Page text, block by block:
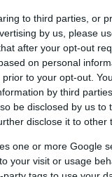
to third parties, or
by us, please
after your opt-out
on personal
to your opt-out.
by third
be disclosed by us to
disclose it to other
one or more Google
your visit or usage
műanyag
rákkeltő,
szerveket
alatt.
anyag